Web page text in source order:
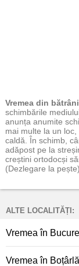
Vremea din
schimbările
anunța anumite
mai multe la un
caldă. În schimb,
adăpost pe la
creștini ortodocși
(Dezlegare la pește).
ALTE LOCALITĂȚI:
Vremea în
Vremea în